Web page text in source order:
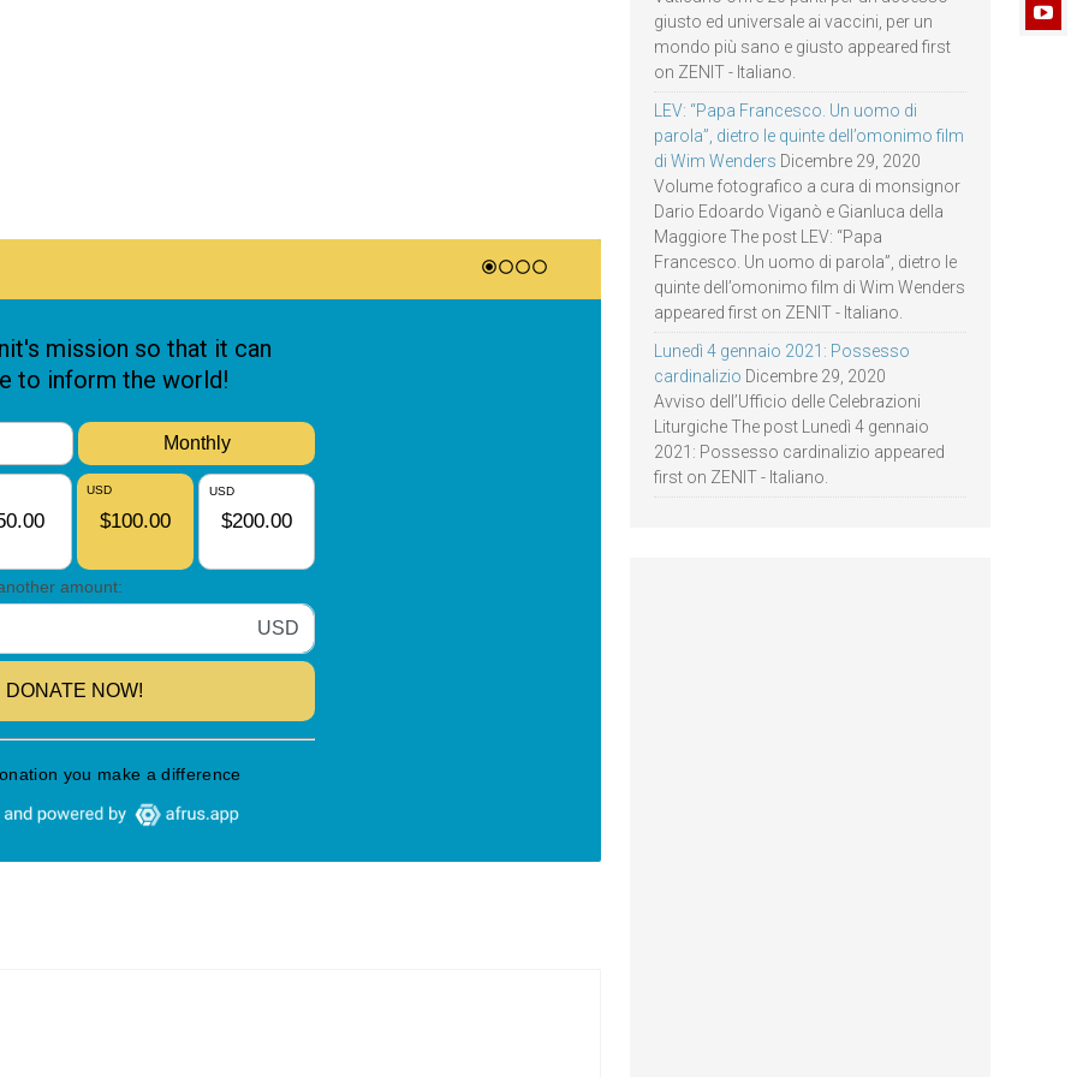
giusto ed universale ai vaccini, per un
mondo più sano e giusto appeared first
on ZENIT - Italiano.
LEV: “Papa Francesco. Un uomo di
parola”, dietro le quinte dell’omonimo film
di Wim Wenders Dicembre 29, 2020
Volume fotografico a cura di monsignor
Dario Edoardo Viganò e Gianluca della
Maggiore The post LEV: “Papa
Francesco. Un uomo di parola”, dietro le
quinte dell’omonimo film di Wim Wenders
appeared first on ZENIT - Italiano.
Lunedì 4 gennaio 2021: Possesso
cardinalizio Dicembre 29, 2020
Avviso dell’Ufficio delle Celebrazioni
Liturgiche The post Lunedì 4 gennaio
2021: Possesso cardinalizio appeared
first on ZENIT - Italiano.